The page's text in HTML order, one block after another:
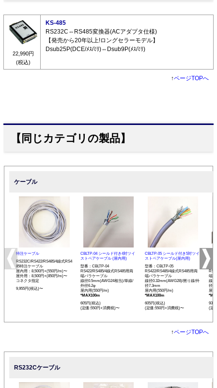
22,990円
(税込)
KS-485
RS232C⇔RS485変換器(ACアダプタ仕様)
【発売から20年以上!ロングセラーモデル】
Dsub25P(DCE/ﾒｽ/ﾐﾘ)⇔Dsub9P(ﾒｽ/ﾐﾘ)
↑ページTOPへ
【同じカテゴリの製品】
ケーブル
特注ケーブル
RS232C/RS422/RS485/4線式RS4
85特注ケーブル
屋内用：8,500円+(550円/m)〜
屋外用：8,500円+(850円/m)〜
コネクタ指定
9,955円(税込)〜
CBLTP-04 シールド付き4対ツイ
ストペアケーブル (屋内用)
型番：CBLTP-04
RS422/RS485/4線式RS485用両
端バラケーブル
線径0.5mm(AWG24相当)/単線/
外径6.2φ
屋内用(550円/m)
*MAX100m
605円(税込)
(定価:550円+消費税)〜
CBLTP-05 シールド付き5対ツイ
ストペアケーブル(屋内用)
型番：CBLTP-05
RS422/RS485/4線式RS485用両
端バラケーブル
線径0.32mm(AWG28)/撚り線/外
径7.3mm
屋内用(550円/m)
*MAX100m
605円(税込)
(定価:550円+消費税)〜
イ
端
線
径
屋
935
(定
↑ページTOPへ
RS232Cケーブル